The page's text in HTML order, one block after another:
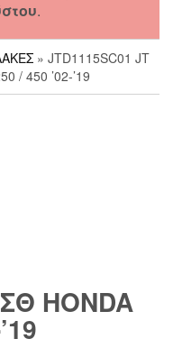
.
» JTD1115SC01 JT
/ 450 ’02-’19
HONDA